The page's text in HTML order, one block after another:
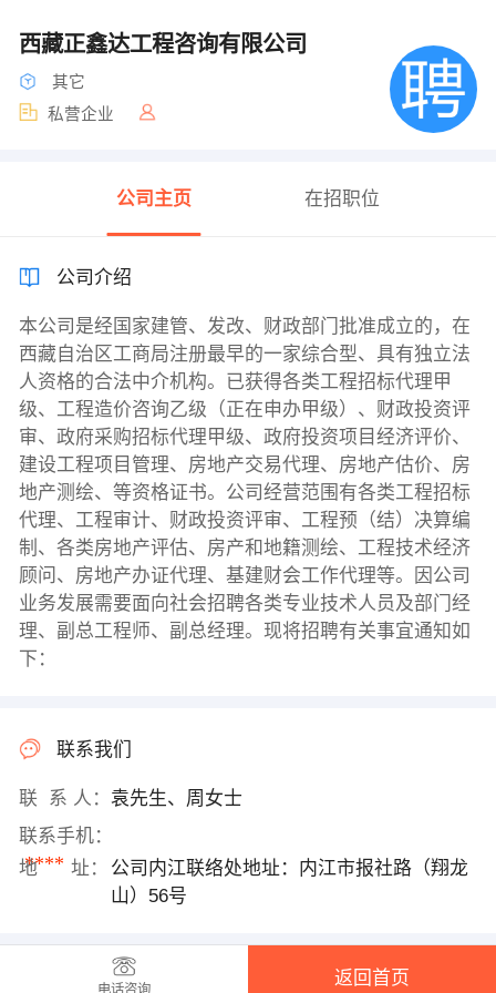
西藏正鑫达工程咨询有限公司
其它
私营企业
公司主页 在招职位
公司介绍
本公司是经国家建管、发改、财政部门批准成立的，在
西藏自治区工商局注册最早的一家综合型、具有独立法
人资格的合法中介机构。已获得各类工程招标代理甲
级、工程造价咨询乙级（正在申办甲级）、财政投资评
审、政府采购招标代理甲级、政府投资项目经济评价、
建设工程项目管理、房地产交易代理、房地产估价、房
地产测绘、等资格证书。公司经营范围有各类工程招标
代理、工程审计、财政投资评审、工程预（结）决算编
制、各类房地产评估、房产和地籍测绘、工程技术经济
顾问、房地产办证代理、基建财会工作代理等。因公司
业务发展需要面向社会招聘各类专业技术人员及部门经
理、副总工程师、副总经理。现将招聘有关事宜通知如
下：
联系我们
联 系 人： 袁先生、周女士
联系手机：
****
地 址：
公司内江联络处地址：内江市报社路（翔龙
山）56号
电话咨询
返回首页